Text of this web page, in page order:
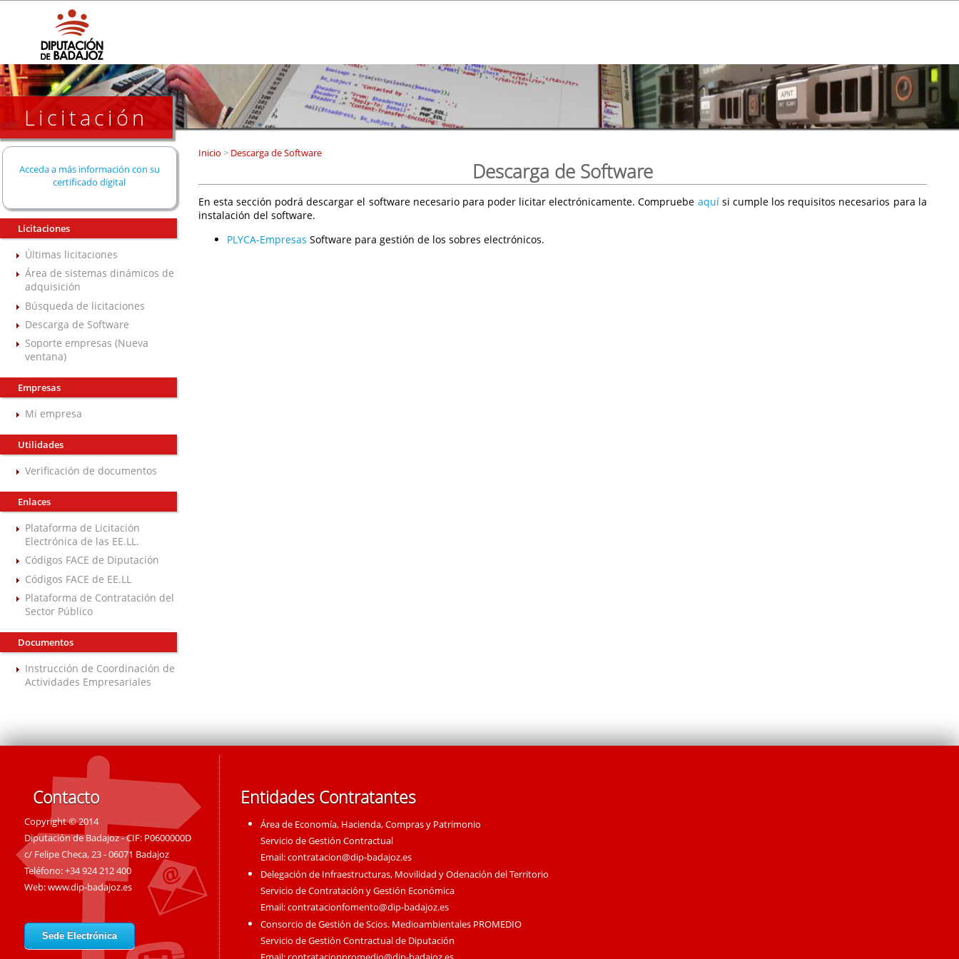
Licitación
Acceda a más información con su
certificado digital
Licitaciones
Últimas licitaciones
Área de sistemas dinámicos de
adquisición
Búsqueda de licitaciones
Descarga de Software
Soporte empresas (Nueva
ventana)
Empresas
Mi empresa
Utilidades
Verificación de documentos
Enlaces
Plataforma de Licitación
Electrónica de las EE.LL.
Códigos FACE de Diputación
Códigos FACE de EE.LL
Plataforma de Contratación del
Sector Público
Documentos
Instrucción de Coordinación de
Actividades Empresariales
Inicio >Descarga de Software
Descarga de Software
En esta sección podrá descargar el software necesario para poder licitar electrónicamente. Compruebe aquísi cumple los requisitos necesarios para la
instalación del software.
PLYCA-Empresas Software para gestión de los sobres electrónicos.
Contacto
Copyright © 2014
Diputación de Badajoz - CIF: P0600000D
c/ Felipe Checa, 23 - 06071 Badajoz
Teléfono: +34 924 212 400
Web:www.dip-badajoz.es
Sede Electrónica
Entidades Contratantes
Área de Economía, Hacienda, Compras y Patrimonio
Servicio de Gestión Contractual
Email:contratacion@dip-badajoz.es
Delegación de Infraestructuras, Movilidad y Odenación del Territorio
Servicio de Contratación y Gestión Económica
Email:contratacionfomento@dip-badajoz.es
Consorcio de Gestión de Scios. Medioambientales PROMEDIO
Servicio de Gestión Contractual de Diputación